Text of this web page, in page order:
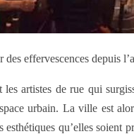
des effervescences depuis
les artistes de rue qui
urbain. La ville est
esthétiques qu’elles soient